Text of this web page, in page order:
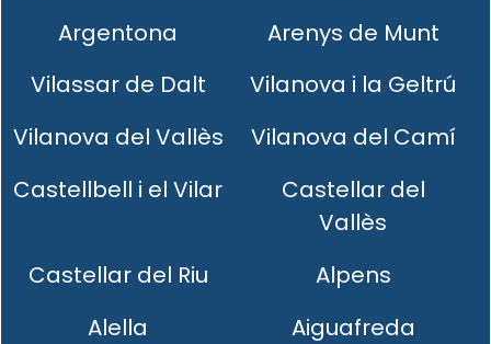
Argentona
Arenys de Munt
Vilassar de Dalt
Vilanova i la Geltrú
Vilanova del Vallès
Vilanova del Camí
Castellbell i el Vilar
Castellar del
Vallès
Castellar del Riu
Alpens
Alella
Aiguafreda